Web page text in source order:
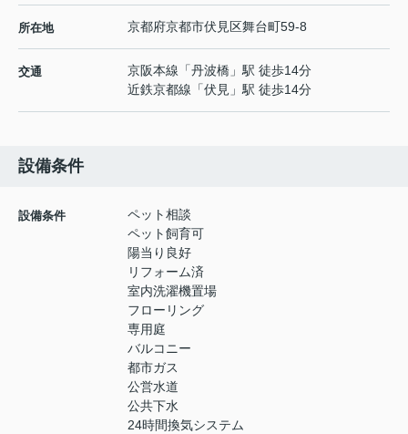
所在地 京都府京都市伏見区舞台町59-8
交通 京阪本線 「丹波橋 」駅 徒歩14分
近鉄京都線 「伏見 」駅 徒歩14分
設備条件
設備条件
ペット相談
ペット飼育可
陽当り良好
リフォーム済
室内洗濯機置場
フローリング
専用庭
バルコニー
都市ガス
公営水道
公共下水
24時間換気システム